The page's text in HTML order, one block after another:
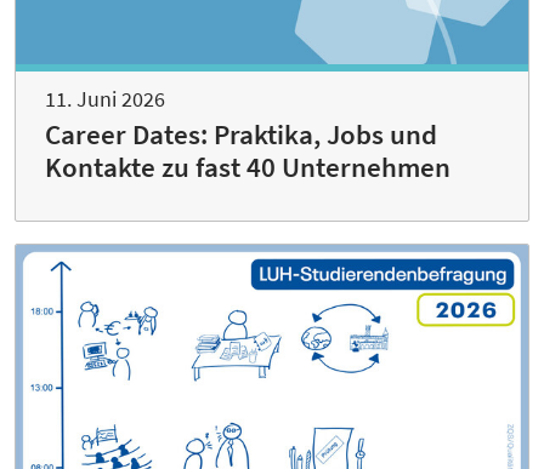
11. Juni 2026
Career Dates: Praktika, Jobs und
Kontakte zu fast 40 Unternehmen